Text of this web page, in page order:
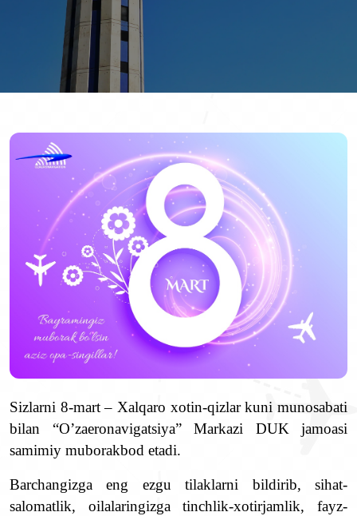
Sizlarni 8-mart – Xalqaro xotin-qizlar kuni munosabati
bilan “O’zaeronavigatsiya” Markazi DUK jamoasi
samimiy muborakbod etadi.
Barchangizga eng ezgu tilaklarni bildirib, sihat-
salomatlik, oilalaringizga tinchlik-xotirjamlik, fayz-